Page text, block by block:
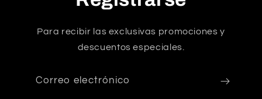
Para recibir las exclusivas promociones y
descuentos especiales.
Correo electrónico